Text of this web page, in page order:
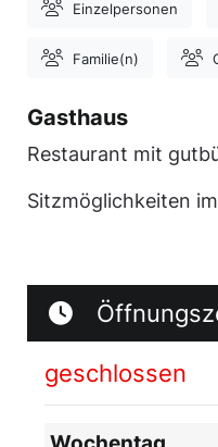
Einzelpersonen
Familie(n)
Gasthaus
Restaurant mit
Sitzmöglichkeiten
geschlossen